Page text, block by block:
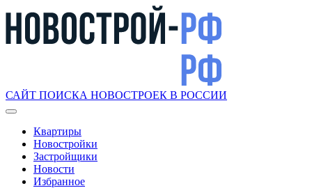
САЙТ ПОИСКА НОВОСТРОЕК В РОССИИ
Квартиры
Новостройки
Застройщики
Новости
Избранное